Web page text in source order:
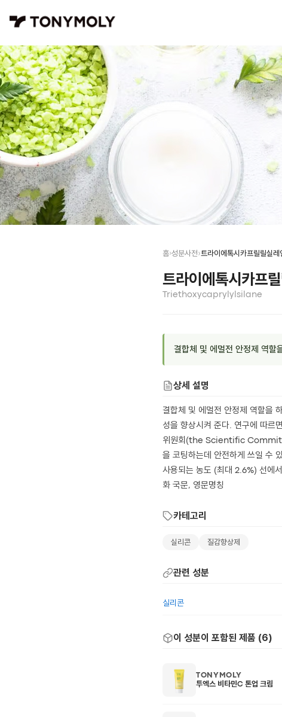
홈 성분사전 트라이에톡시카프릴릴실레
트라이에톡시카프
Triethoxycaprylylsilane
결합체 및 에멀전 안정제 역할
상세 설명
결합체 및 에멀전 안정제 역할을
성을 향상시켜 준다. 연구에 따르
위원회(the Scientific
을 코팅하는데 안전하게 쓰일
사용되는 농도 (최대 2.6%) 선에
화 국문, 영문명칭
카테고리
실리콘 질감향상제
관련 성분
실리콘
이 성분이 포함된 제품 (6)
TONYMOLY
투엑스 비타민C 톤업 크림